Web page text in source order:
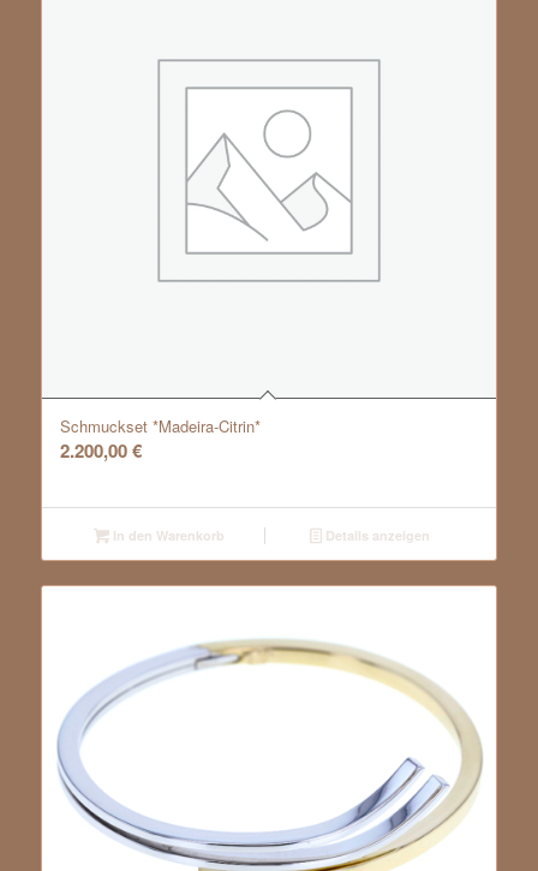
Schmuckset *Madeira-Citrin*
2.200,00€
In den Warenkorb Details anzeigen